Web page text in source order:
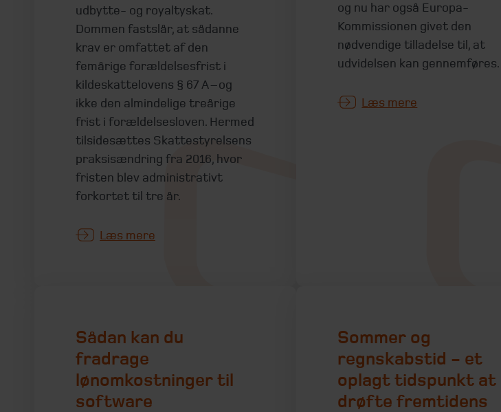
udbytte- og royaltyskat.
Dommen fastslår, at sådanne
krav er omfattet af den
femårige forældelsesfrist i
kildeskattelovens § 67 A – og
ikke den almindelige treårige
frist i forældelsesloven. Hermed
tilsidesættes Skattestyrelsens
praksisændring fra 2016, hvor
fristen blev administrativt
forkortet til tre år.
Læs mere
og nu har også Europa-
Kommissionen givet den
nødvendige tilladelse til, at
udvidelsen kan gennemføres.
Læs mere
Sådan kan du
fradrage
lønomkostninger til
software
Sommer og
regnskabstid - et
oplagt tidspunkt at
drøfte fremtidens